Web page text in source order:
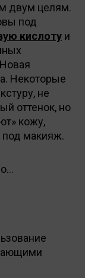
двум целям.
под
кислоту и
Некоторые
не
оттенок, но
кожу,
макияж.